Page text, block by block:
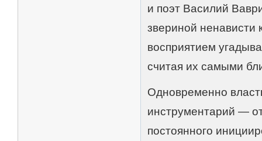
и поэт Василий
звериной ненависти
восприятием
считая их самыми
Одновременно
инструментарий —
постоянного